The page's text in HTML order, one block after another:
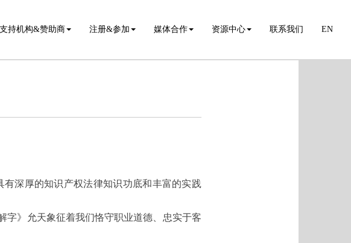
支持机构&赞助商 注册&参加 媒体合作 资源中心 联系我们 EN
深厚的知识产权法律知识功底和丰富的实践
》允天象征着我们恪守职业道德、忠实于客